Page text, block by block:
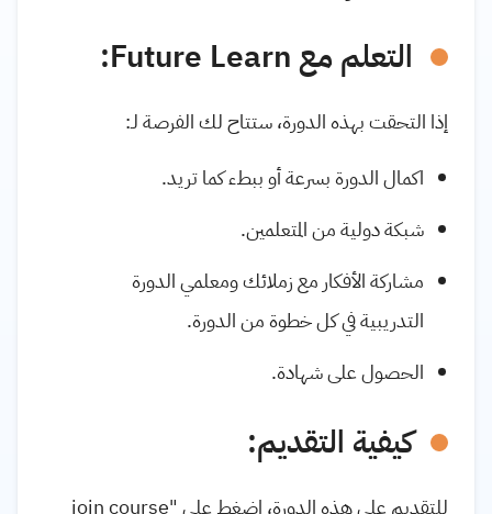
التعلم مع Future Learn:
إذا التحقت بهذه الدورة، ستتاح لك الفرصة لـ:
اكمال الدورة بسرعة أو ببطء كما تريد.
شبكة دولية من المتعلمين.
مشاركة الأفكار مع زملائك ومعلمي الدورة
التدريبية في كل خطوة من الدورة.
الحصول على شهادة.
كيفية التقديم:
للتقديم على هذه الدورة، اضغط على "join course